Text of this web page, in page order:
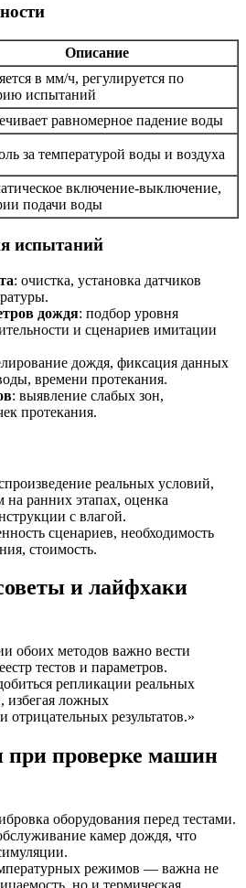
Описание
в мм/ч, регулируется по
испытаний
равномерное падение воды
за температурой воды и воздуха
включение-выключение,
подачи воды
испытаний
: очистка, установка датчиков
дождя: подбор уровня
и сценариев имитации
дождя, фиксация данных
времени протекания.
: выявление слабых зон,
протекания.
реальных условий,
на ранних этапах, оценка
с влагой.
сценариев, необходимость
стоимость.
и лайфхаки
обоих методов важно вести
тестов и параметров.
репликации реальных
избегая ложных
результатов.»
проверке машин
оборудования перед тестами.
камер дождя, что
режимов — важна не